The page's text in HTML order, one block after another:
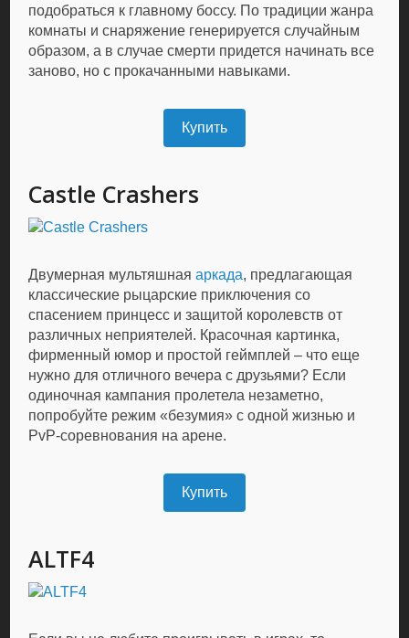
подобраться к главному боссу. По традиции жанра
комнаты и снаряжение генерируется случайным
образом, а в случае смерти придется начинать все
заново, но с прокачанными навыками.
Купить
Castle Crashers
Двумерная мультяшнаяаркада, предлагающая
классические рыцарские приключения со
спасением принцесс и защитой королевств от
различных неприятелей. Красочная картинка,
фирменный юмор и простой геймплей – что еще
нужно для отличного вечера с друзьями? Если
одиночная кампания пролетела незаметно,
попробуйте режим «безумия» с одной жизнью и
PvP-соревнования на арене.
Купить
ALTF4